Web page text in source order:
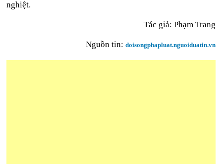
nghiệt.
Tác giả: Phạm Trang
Nguồn tin: doisongphapluat.nguoiduatin.vn